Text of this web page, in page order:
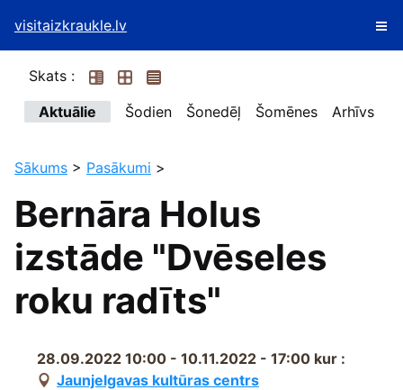
visitaizkraukle.lv
Skats :
Aktuālie
Šodien Šonedēļ Šomēnes Arhīvs
Sākums > Pasākumi >
Bernāra Holus
izstāde "Dvēseles
roku radīts"
28.09.2022 10:00 - 10.11.2022 - 17:00 kur :
Jaunjelgavas kultūras centrs